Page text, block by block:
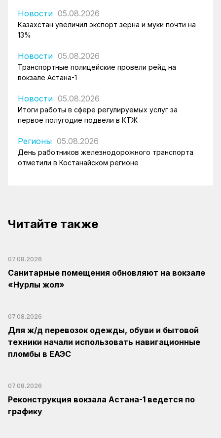
Новости 05.08.2026
Казахстан увеличил экспорт зерна и муки почти на
13%
Новости 05.08.2026
Транспортные полицейские провели рейд на
вокзале Астана-1
Новости 05.08.2026
Итоги работы в сфере регулируемых услуг за
первое полугодие подвели в КТЖ
Регионы 05.08.2026
День работников железнодорожного транспорта
отметили в Костанайском регионе
Читайте также
07.08.2026
Санитарные помещения обновляют на вокзале
«Нурлы жол»
07.08.2026
Для ж/д перевозок одежды, обуви и бытовой
техники начали использовать навигационные
пломбы в ЕАЭС
07.08.2026
Реконструкция вокзала Астана-1 ведется по
графику